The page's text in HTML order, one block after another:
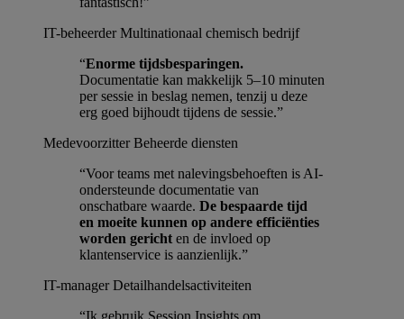
IT-beheerder Multinationaal chemisch bedrijf
“Enorme tijdsbesparingen.
Documentatie kan makkelijk 5–10 minuten
per sessie in beslag nemen, tenzij u deze
erg goed bijhoudt tijdens de sessie.”
Medevoorzitter Beheerde diensten
“Voor teams met nalevingsbehoeften is AI-
ondersteunde documentatie van
onschatbare waarde. De bespaarde tijd
en moeite kunnen op andere efficiënties
worden gericht en de invloed op
klantenservice is aanzienlijk.”
IT-manager Detailhandelsactiviteiten
“Ik gebruik Session Insights om